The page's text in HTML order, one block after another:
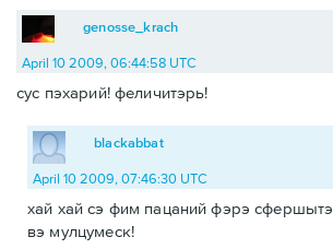
genosse_krach
April 10 2009, 06:44:58 UTC
сус пэхарий! феличитэрь!
blackabbat
April 10 2009, 07:46:30 UTC
хай хай сэ фим пацаний фэрэ сфершытэ
вэ мулцумеск!